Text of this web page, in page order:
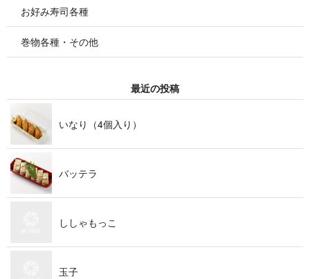
お好み寿司各種
巻物各種・その他
最近の投稿
いなり（4個入り）
バッテラ
ししゃもっこ
玉子